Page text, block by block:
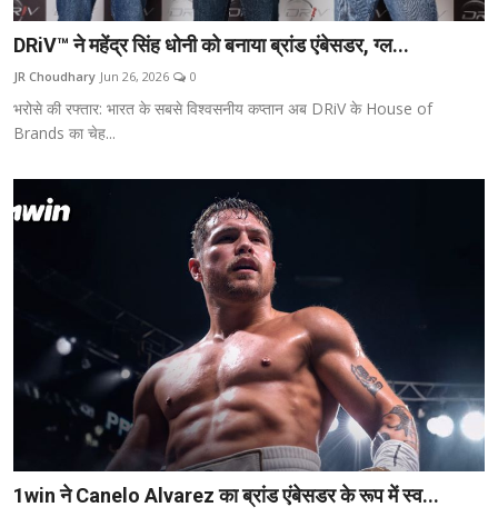
मनोरंजन
टेक
लाइफस्टाइल
DRiV™ ने महेंद्र सिंह धोनी को बनाया ब्रांड एंबेसडर, ग्ल...
JR Choudhary Jun 26, 2026 0
भरोसे की रफ्तार: भारत के सबसे विश्वसनीय कप्तान अब DRiV के House of
Brands का चेह...
1win ने Canelo Alvarez का ब्रांड एंबेसडर के रूप में स्व...